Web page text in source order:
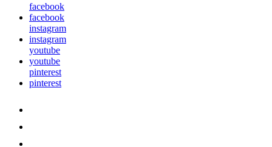
facebook
facebook
instagram
instagram
youtube
youtube
pinterest
pinterest